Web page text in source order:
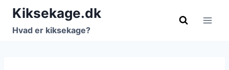
Fortsæt
indhold
Kiksekage.dk
Hvad er kiksekage?